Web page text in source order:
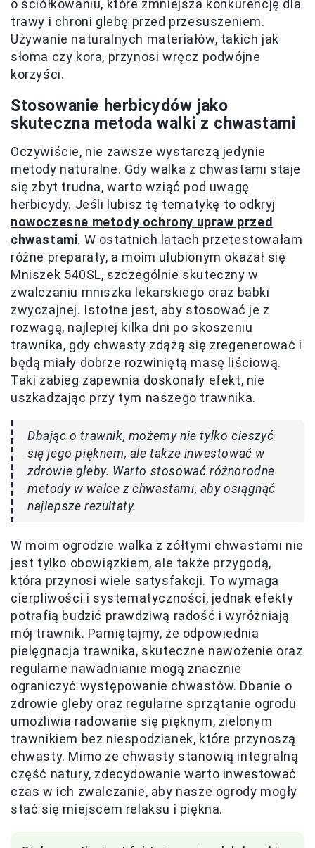
o ściółkowaniu, które zmniejsza konkurencję dla
trawy i chroni glebę przed przesuszeniem.
Używanie naturalnych materiałów, takich jak
słoma czy kora, przynosi wręcz podwójne
korzyści.
Stosowanie herbicydów jako
skuteczna metoda walki z chwastami
Oczywiście, nie zawsze wystarczą jedynie
metody naturalne. Gdy walka z chwastami staje
się zbyt trudna, warto wziąć pod uwagę
herbicydy. Jeśli lubisz tę tematykę to odkryj
nowoczesne metody ochrony upraw przed
chwastami. W ostatnich latach przetestowałam
różne preparaty, a moim ulubionym okazał się
Mniszek 540SL, szczególnie skuteczny w
zwalczaniu mniszka lekarskiego oraz babki
zwyczajnej. Istotne jest, aby stosować je z
rozwagą, najlepiej kilka dni po skoszeniu
trawnika, gdy chwasty zdążą się zregenerować i
będą miały dobrze rozwiniętą masę liściową.
Taki zabieg zapewnia doskonały efekt, nie
uszkadzając przy tym naszego trawnika.
Dbając o trawnik, możemy nie tylko cieszyć
się jego pięknem, ale także inwestować w
zdrowie gleby. Warto stosować różnorodne
metody w walce z chwastami, aby osiągnąć
najlepsze rezultaty.
W moim ogrodzie walka z żółtymi chwastami nie
jest tylko obowiązkiem, ale także przygodą,
która przynosi wiele satysfakcji. To wymaga
cierpliwości i systematyczności, jednak efekty
potrafią budzić prawdziwą radość i wyróżniają
mój trawnik. Pamiętajmy, że odpowiednia
pielęgnacja trawnika, skuteczne nawożenie oraz
regularne nawadnianie mogą znacznie
ograniczyć występowanie chwastów. Dbanie o
zdrowie gleby oraz regularne sprzątanie ogrodu
umożliwia radowanie się pięknym, zielonym
trawnikiem bez niespodzianek, które przynoszą
chwasty. Mimo że chwasty stanowią integralną
część natury, zdecydowanie warto inwestować
czas w ich zwalczanie, aby nasze ogrody mogły
stać się miejscem relaksu i piękna.